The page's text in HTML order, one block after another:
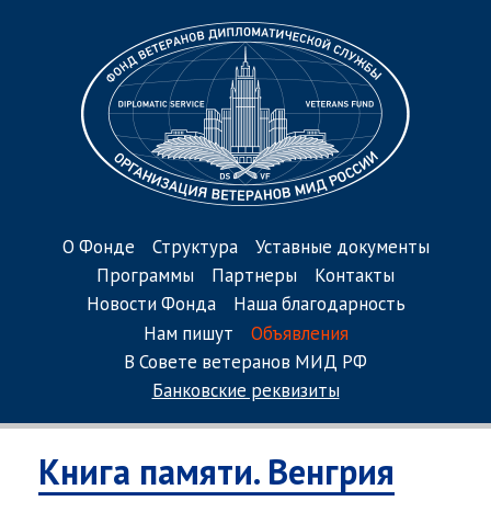
О Фонде Структура
Уставные документы
Программы
Партнеры
Контакты
Новости Фонда
Наша благодарность
Нам пишут
Объявления
В Совете ветеранов МИД РФ
Банковские реквизиты
Книга памяти. Венгрия